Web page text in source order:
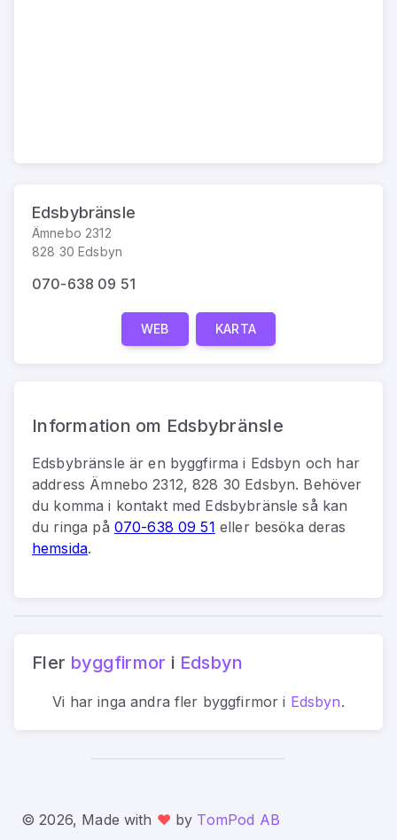
Edsbybränsle
Ämnebo 2312
828 30 Edsbyn
070-638 09 51
WEB KARTA
Information om Edsbybränsle
Edsbybränsle ären byggfirma i Edsbyn och har
address Ämnebo 2312, 828 30 Edsbyn. Behöver
du komma i kontakt med Edsbybränsle så kan
du ringa på 070-638 09 51 eller besöka deras
hemsida.
Fler byggfirmor i Edsbyn
Vi har inga andra fler byggfirmor i Edsbyn.
© 2026, Made with ❤️ by TomPod AB